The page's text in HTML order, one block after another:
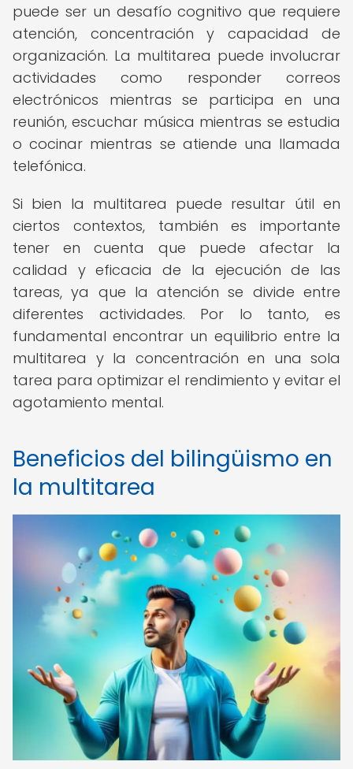
puede ser un desafío cognitivo que requiere
atención, concentración y capacidad de
organización. La multitarea puede involucrar
actividades como responder correos
electrónicos mientras se participa en una
reunión, escuchar música mientras se estudia
o cocinar mientras se atiende una llamada
telefónica.
Si bien la multitarea puede resultar útil en
ciertos contextos, también es importante
tener en cuenta que puede afectar la
calidad y eficacia de la ejecución de las
tareas, ya que la atención se divide entre
diferentes actividades. Por lo tanto, es
fundamental encontrar un equilibrio entre la
multitarea y la concentración en una sola
tarea para optimizar el rendimiento y evitar el
agotamiento mental.
Beneficios del bilingüismo en
la multitarea